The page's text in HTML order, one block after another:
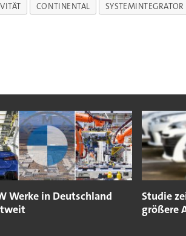
CONTINENTAL SYSTEMINTEGRATOR
Werke in Deutschland
Studie
größere